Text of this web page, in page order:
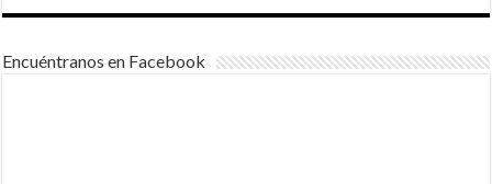
Encuéntranos en Facebook